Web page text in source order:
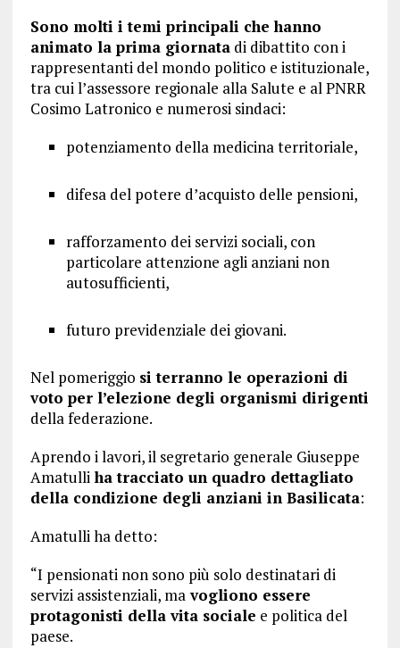
Sono molti i temi principali che hanno
animato la prima giornatadi dibattito con i
rappresentanti del mondo politico e istituzionale,
tra cui l’assessore regionale alla Salute e al PNRR
Cosimo Latronico e numerosi sindaci:
potenziamento della medicina territoriale,
difesa del potere d’acquisto delle pensioni,
rafforzamento dei servizi sociali, con
particolare attenzione agli anziani non
autosufficienti,
futuro previdenziale dei giovani.
Nel pomeriggio si terranno le operazioni di
voto per l’elezione degli organismi dirigenti
della federazione.
Aprendo i lavori, il segretario generale Giuseppe
Amatulliha tracciato un quadro dettagliato
della condizione degli anziani in Basilicata:
Amatulli ha detto:
“I pensionati non sono più solo destinatari di
servizi assistenziali, mavogliono essere
protagonisti della vita sociale e politica del
paese.